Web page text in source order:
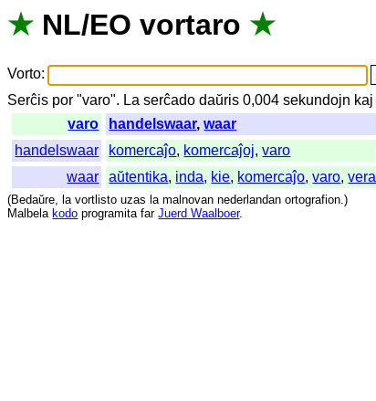
★ NL/EO vortaro ★
Vorto:
Serĉis por "varo". La serĉado daŭris 0,004sekundojn kaj
varo
handelswaar,waar
handelswaar
komercaĵo, komercaĵoj,varo
waar
aŭtentika, inda, kie, komercaĵo,varo,vera
(Bedaŭre, la vortlisto uzas la malnovan nederlandan ortografion.)
Malbela kodo programita far Juerd Waalboer.